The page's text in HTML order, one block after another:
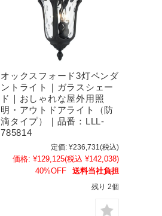
オックスフォード3灯ペンダ
ントライト｜ガラスシェー
ド｜おしゃれな屋外用照
明・アウトドアライト（防
滴タイプ）｜品番：LLL-
785814
定価: ¥236,731 (税込)
価格: ¥129,125(税込 ¥142,038)
40%OFF
送料当社負担
残り 2個